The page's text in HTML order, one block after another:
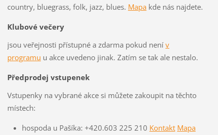
country, bluegrass, folk, jazz, blues. Mapakde nás najdete.
Klubové večery
jsou veřejnosti přístupné a zdarma pokud není v
programu u akce uvedeno jinak. Zatím se tak ale nestalo.
Předprodej vstupenek
Vstupenky na vybrané akce si můžete zakoupit na těchto
místech:
hospoda u Pašíka: +420.603 225 210 Kontakt Mapa